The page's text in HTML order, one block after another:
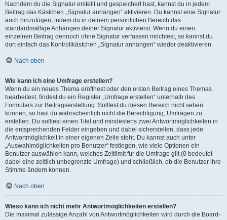
Nachdem du die Signatur erstellt und gespeichert hast, kannst du in jedem
Beitrag das Kästchen „Signatur anhängen“ aktivieren. Du kannst eine Signatur
auch hinzufügen, indem du in deinem persönlichen Bereich das
standardmäßige Anhängen deiner Signatur aktivierst. Wenn du einen
einzelnen Beitrag dennoch ohne Signatur verfassen möchtest, so kannst du
dort einfach das Kontrollkästchen „Signatur anhängen“ wieder deaktivieren.
Nach oben
Wie kann ich eine Umfrage erstellen?
Wenn du ein neues Thema eröffnest oder den ersten Beitrag eines Themas
bearbeitest, findest du ein Register „Umfrage erstellen“ unterhalb des
Formulars zur Beitragserstellung. Solltest du diesen Bereich nicht sehen
können, so hast du wahrscheinlich nicht die Berechtigung, Umfragen zu
erstellen. Du solltest einen Titel und mindestens zwei Antwortmöglichkeiten in
die entsprechenden Felder eingeben und dabei sicherstellen, dass jede
Antwortmöglichkeit in einer eigenen Zeile steht. Du kannst auch unter
„Auswahlmöglichkeiten pro Benutzer“ festlegen, wie viele Optionen ein
Benutzer auswählen kann, welches Zeitlimit für die Umfrage gilt (0 bedeutet
dabei eine zeitlich unbegrenzte Umfrage) und schließlich, ob die Benutzer ihre
Stimme ändern können.
Nach oben
Wieso kann ich nicht mehr Antwortmöglichkeiten erstellen?
Die maximal zulässige Anzahl von Antwortmöglichkeiten wird durch die Board-